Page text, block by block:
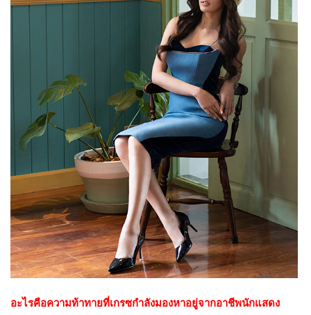
อะไรคือความท้าทายที่เกรซกำลังมองหาอยู่จากอาชีพนักแสดง